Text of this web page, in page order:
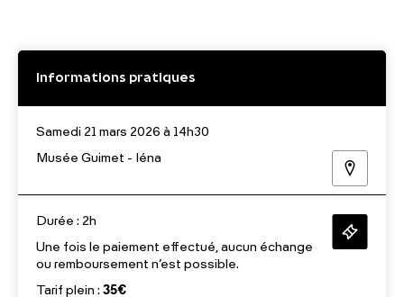
Informations pratiques
Samedi 21 mars 2026 à 14h30
Musée Guimet - Iéna
Durée : 2h
Une fois le paiement effectué, aucun échange
ou remboursement n’est possible.
Tarif plein : 35€